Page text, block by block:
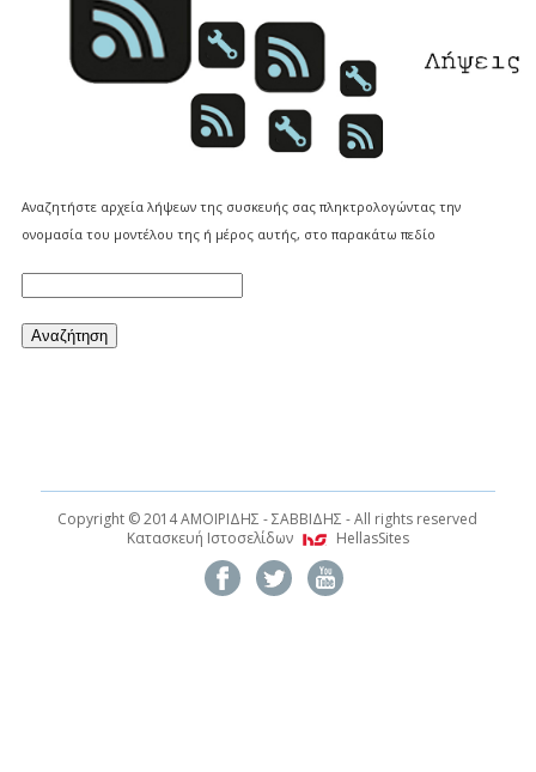
Αναζητήστε αρχεία λήψεων της συσκευής σας πληκτρολογώντας την
ονομασία του μοντέλου της ή μέρος αυτής, στο παρακάτω πεδίο
Copyright © 2014 AMOIΡΙΔΗΣ - ΣΑΒΒΙΔΗΣ - All rights reserved
Κατασκευή Ιστοσελίδων
HellasSites